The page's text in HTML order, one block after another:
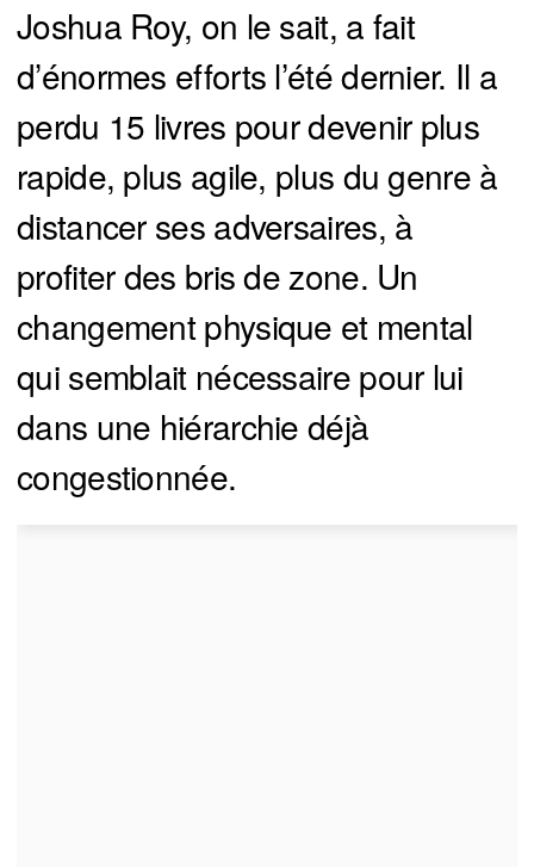
Joshua Roy, on le sait, a fait
d’énormes efforts l’été dernier. Il a
perdu 15 livres pour devenir plus
rapide, plus agile, plus du genre à
distancer ses adversaires, à
profiter des bris de zone. Un
changement physique et mental
qui semblait nécessaire pour lui
dans une hiérarchie déjà
congestionnée.